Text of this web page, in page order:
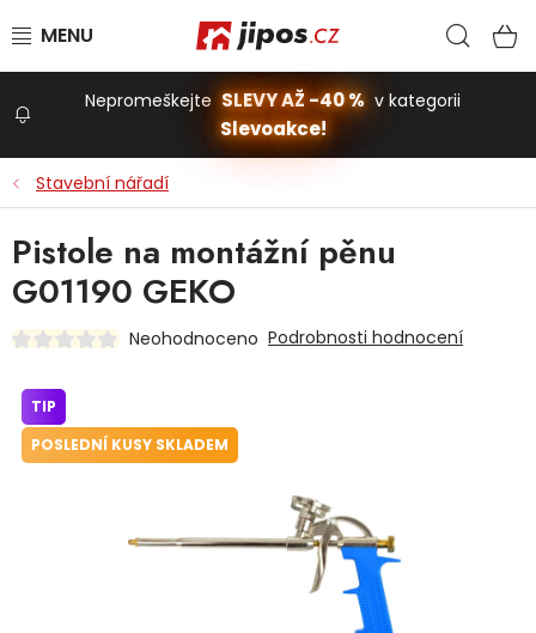
Stavba a dům
Domácnost
Dětská hřiště
Nepromeškejte SLEVY AŽ -40 % v kategorii
Slevoakce!
Stavební nářadí
Pistole na montážní pěnu
G01190 GEKO
Neohodnoceno Podrobnosti hodnocení
TIP
POSLEDNÍ KUSY SKLADEM